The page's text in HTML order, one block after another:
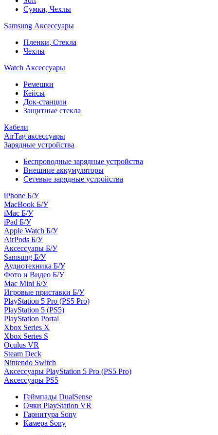
Сумки, Чехлы
Samsung Аксессуары
Пленки, Стекла
Чехлы
Watch Аксессуары
Ремешки
Кейсы
Док-станции
Защитные стекла
Кабели
AirTag аксессуары
Зарядные устройства
Беспроводные зарядные устройства
Внешние аккумуляторы
Сетевые зарядные устройства
iPhone Б/У
MacBook Б/У
iMac Б/У
iPad Б/У
Apple Watch Б/У
AirPods Б/У
Аксессуары Б/У
Samsung Б/У
Аудиотехника Б/У
Фото и Видео Б/У
Mac Mini Б/У
Игровые приставки Б/У
PlayStation 5 Pro (PS5 Pro)
PlayStation 5 (PS5)
PlayStation Portal
Xbox Series X
Xbox Series S
Oculus VR
Steam Deck
Nintendo Switch
Аксессуары PlayStation 5 Pro (PS5 Pro)
Аксессуары PS5
Геймпады DualSense
Очки PlayStation VR
Гарнитура Sony
Камера Sony